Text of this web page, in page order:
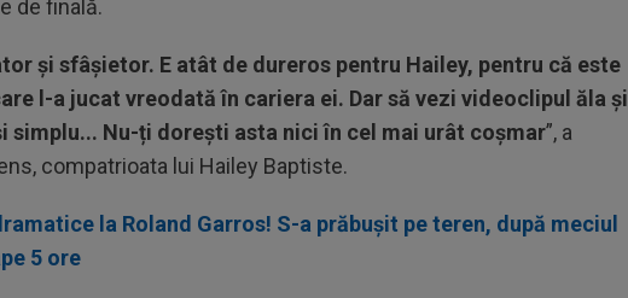
de finală.
și sfâșietor. E atât de dureros pentru Hailey, pentru că este
l-a jucat vreodată în cariera ei. Dar să vezi videoclipul ăla și
simplu... Nu-ți dorești asta nici în cel mai urât coșmar”, a
compatrioata lui Hailey Baptiste.
la Roland Garros! S-a prăbușit pe teren, după meciul
5 ore